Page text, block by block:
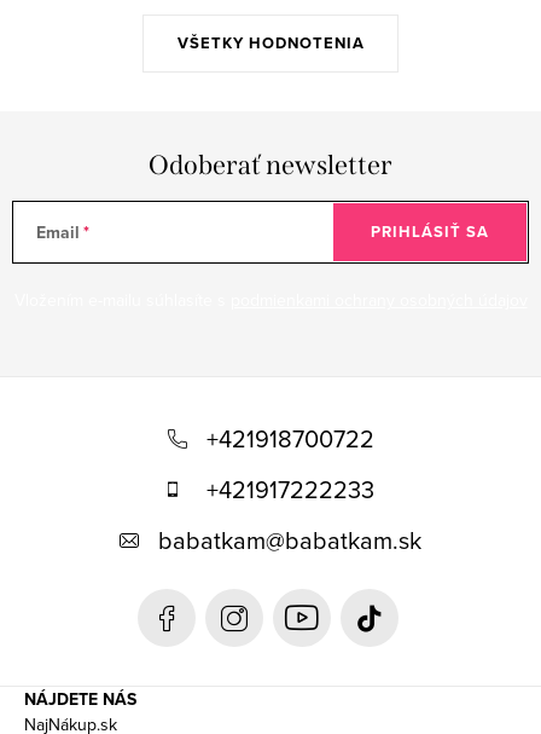
VŠETKY HODNOTENIA
Odoberať newsletter
Email PRIHLÁSIŤ SA
+421918700722
+421917222233
babatkam@babatkam.sk
NÁJDETE NÁS
NajNákup.sk